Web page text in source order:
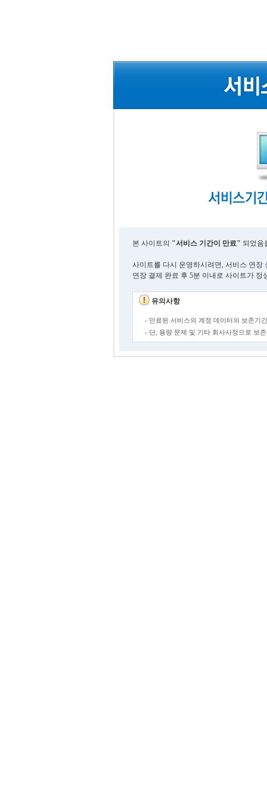
본 사이트의 "서비스 기간이 만료" 되었음
사이트를 다시 운영하시려면, 서비스 연장
연장 결제 완료 후 5분 이내로 사이트가 정
유의사항
- 만료된 서비스의 계정 데이터의 보존기
- 단, 용량 문제 및 기타 회사사정으로 보